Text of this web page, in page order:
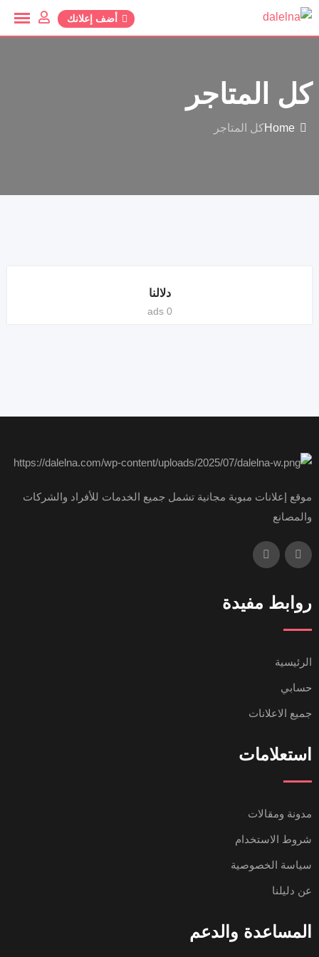
أضف إعلانك
كل المتاجر
Homeكل المتاجر
دلالنا
0 ads
موقع إعلانات مبوبة مجانية تشمل جميع الخدمات للأفراد والشركات
والمصانع
روابط مفيدة
الرئيسية
حسابي
جميع الاعلانات
استعلامات
مدونة ومقالات
شروط الاستخدام
سياسة الخصوصية
عن دليلنا
المساعدة والدعم